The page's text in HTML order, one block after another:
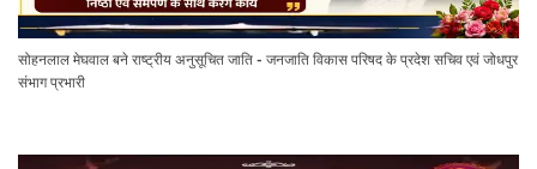
सोहनलाल मेघवाल बने राष्ट्रीय अनुसूचित जाति - जनजाति विकास परिषद के प्रदेश सचिव एवं जोधपुर
संभाग प्रभारी